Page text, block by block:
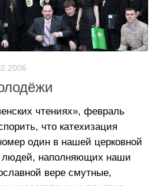
чтениях», февраль
что катехизация
один в нашей церковной
наполняющих наши
вере смутные,